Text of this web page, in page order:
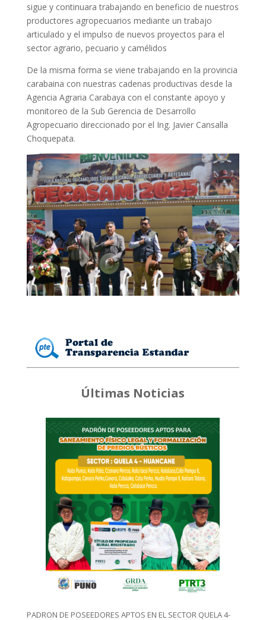
sigue y continuara trabajando en beneficio de nuestros
productores agropecuarios mediante un trabajo
articulado y el impulso de nuevos proyectos para el
sector agrario, pecuario y camélidos
De la misma forma se viene trabajando en la provincia
carabaina con nuestras cadenas productivas desde la
Agencia Agraria Carabaya con el constante apoyo y
monitoreo de la Sub Gerencia de Desarrollo
Agropecuario direccionado por el Ing. Javier Cansalla
Choquepata.
Últimas Noticias
PADRON DE POSEEDORES APTOS EN EL SECTOR QUELA 4-